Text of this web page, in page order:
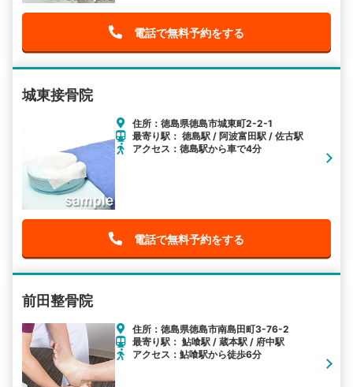
電話で無料予約をする
城東接骨院
住所：徳島県徳島市城東町2-2-1
最寄り駅： 徳島駅 / 阿波富田駅 / 佐古駅
アクセス：徳島駅から車で4分
電話で無料予約をする
前田整骨院
住所：徳島県徳島市南島田町3-76-2
最寄り駅： 鮎喰駅 / 蔵本駅 / 府中駅
アクセス：鮎喰駅から徒歩6分